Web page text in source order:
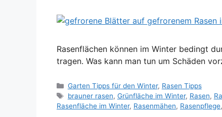
Rasenflächen können im Winter bedingt
tragen. Was kann man tun um Schäden
Kategorien
Garten Tipps für den Winter, Rasen Tipps
Schlagwörter
brauner rasen, Grünfläche im Winter, Rasen,
Rasenfläche im Winter, Rasenmähen, Rasenpflege,